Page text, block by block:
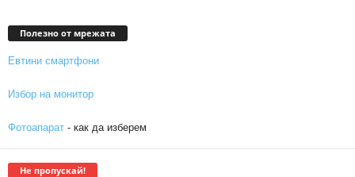
Полезно от мрежата
Евтини смартфони
Избор на монитор
Фотоапарат - как да изберем
Не пропускай!